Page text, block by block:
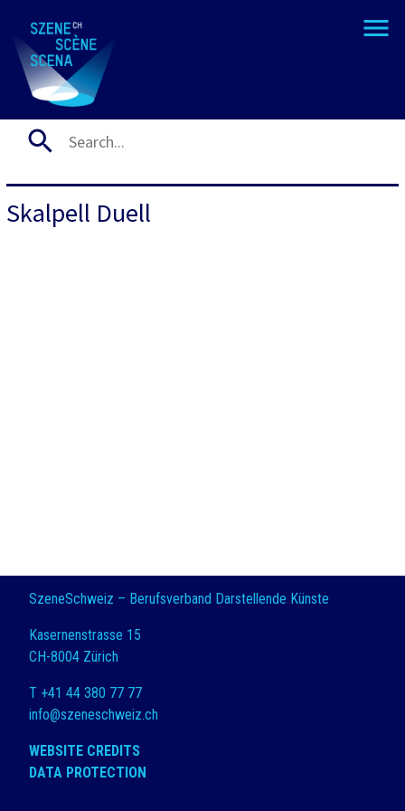
Skalpell Duell
SzeneSchweiz – Berufsverband Darstellende Künste
Kasernenstrasse 15
CH-8004 Zürich
T +41 44 380 77 77
info@szeneschweiz.ch
WEBSITE CREDITS
DATA PROTECTION